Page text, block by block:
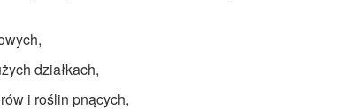
działkach,
i roślin pnących,